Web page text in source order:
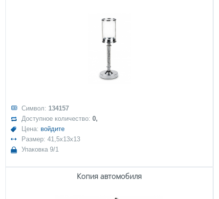
Символ: 134157
Доступное количество:0,
Цена: войдите
Размер: 41,5x13x13
Упаковка 9/1
Копия автомобиля